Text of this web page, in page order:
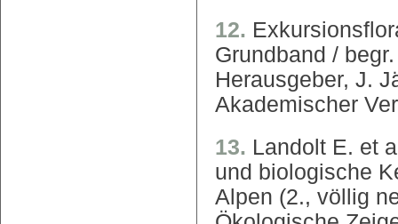
12.
Grundband /
Herausgeber, J.
Akademischer
13. Landolt E. et
und biologische
Alpen (2., völlig